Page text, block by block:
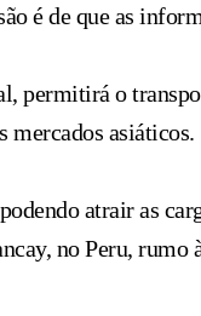
é de que as
permitirá o
mercados asiáticos.
atrair as
no Peru,